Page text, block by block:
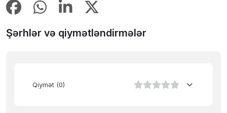
Şərhlər və qiymətləndirmələr
Qiymət (0)